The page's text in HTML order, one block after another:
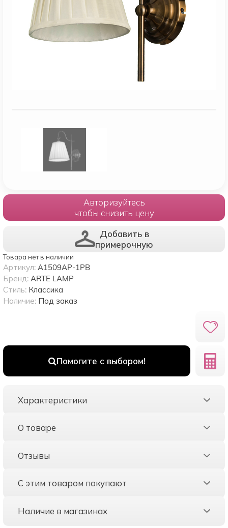
Авторизуйтесь
чтобы снизить цену
Добавить в
примерочную
Товара нет в наличии
Помогите с выбором!
Артикул: A1509AP-1PB
Бренд: ARTE LAMP
Стиль: Классика
Наличие: Под заказ
Характеристики
О товаре
Отзывы
С этим товаром покупают
Наличие в магазинах